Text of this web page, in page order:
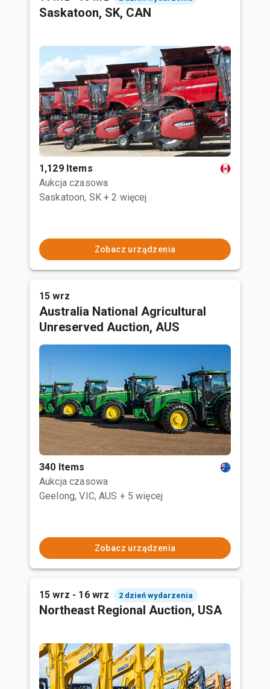
Saskatoon, SK, CAN
1,129 Items
Aukcja czasowa
Saskatoon, SK + 2 więcej
Zobacz urządzenia
15 wrz
Australia National Agricultural
Unreserved Auction, AUS
340 Items
Aukcja czasowa
Geelong, VIC, AUS + 5 więcej
Zobacz urządzenia
15 wrz - 16 wrz 2 dzień wydarzenia
Northeast Regional Auction, USA